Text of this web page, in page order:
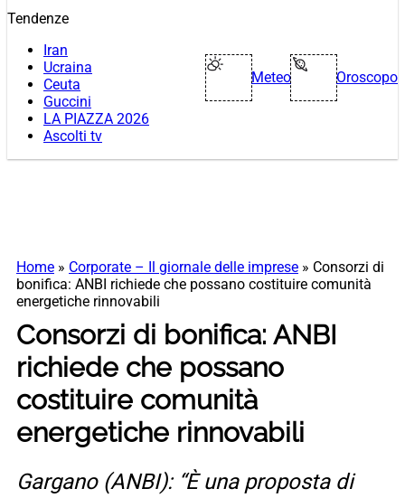
Tendenze
Iran
Ucraina
Ceuta
Guccini
LA PIAZZA 2026
Ascolti tv
Meteo Oroscopo
Home » Corporate – Il giornale delle imprese » Consorzi di
bonifica: ANBI richiede che possano costituire comunità
energetiche rinnovabili
Consorzi di bonifica: ANBI
richiede che possano
costituire comunità
energetiche rinnovabili
Gargano (ANBI): “È una proposta di